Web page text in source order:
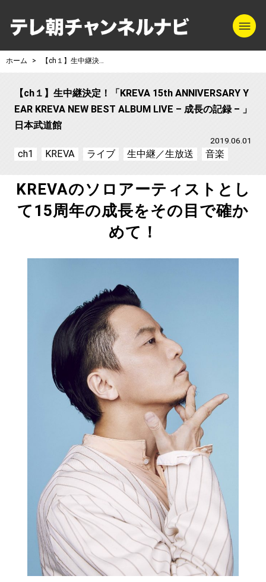
テレ朝チャンネ
ホーム 【ch１】生中継決定！「KREVA 15th ANNIVERSARY YEAR KREVA NEW BEST ALBUM LIVE – 成長の記録 – 」日本武道館
【ch１】生中継決定！「KREVA 15th ANNIVERSARY Y
EAR KREVA NEW BEST ALBUM LIVE – 成長の記録 – 」
日本武道館
2019.06.01
ch1 KREVA ライブ 生中継／生放送 音楽
KREVAのソロアーティストとし
て15周年の成長をその目で確か
めて！